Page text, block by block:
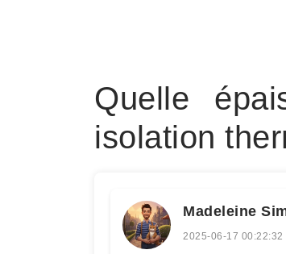
Quelle
isolation
Madeleine
2025-06-17 00:22:32